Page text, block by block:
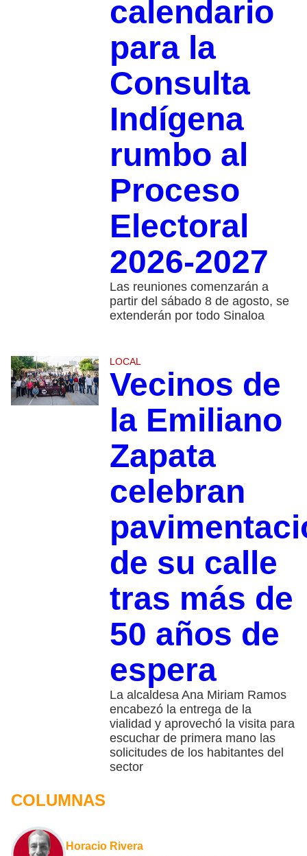
calendario
para la
Consulta
Indígena
rumbo al
Proceso
Electoral
2026-2027
Las reuniones comenzarán a
partir del sábado 8 de agosto, se
extenderán por todo Sinaloa
LOCAL
Vecinos de
la Emiliano
Zapata
celebran
de su calle
tras más de
50 años de
espera
La alcaldesa Ana Miriam Ramos
encabezó la entrega de la
vialidad y aprovechó la visita para
escuchar de primera mano las
solicitudes de los habitantes del
sector
COLUMNAS
Horacio Rivera